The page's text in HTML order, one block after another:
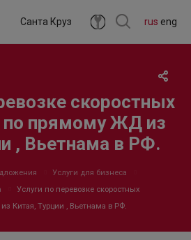
rus eng
Санта Круз
скоростных
по прямому ЖД из
, Вьетнама в РФ.
Услуги для бизнеса
Услуги по перевозке скоростных
Китая, Турции , Вьетнама в РФ.